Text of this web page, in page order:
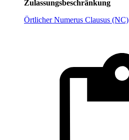
Zulassungsbeschränkung
Örtlicher Numerus Clausus (NC)